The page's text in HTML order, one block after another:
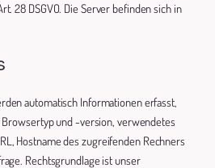
28 DSGVO. Die Server befinden sich in
automatisch Informationen erfasst,
und -version, verwendetes
Hostname des zugreifenden Rechners
Rechtsgrundlage ist unser